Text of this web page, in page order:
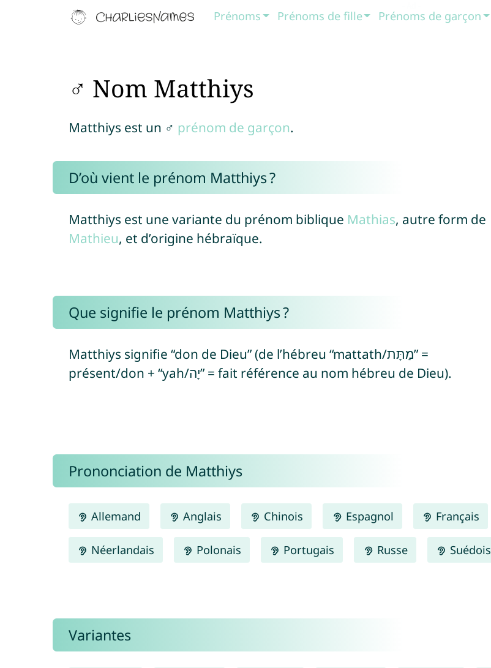
Prénoms Prénoms de fille Prénoms de garçon
♂ Nom Matthiys
Matthiys est un ♂ prénom de garçon.
D’où vient le prénom Matthiys ?
Matthiys est une variante du prénom biblique Mathias, autre form de
Mathieu, et d’origine hébraïque.
Que signifie le prénom Matthiys ?
Matthiys signifie “don de Dieu” (de l’hébreu “mattath/מַתָּת” =
présent/don + “yah/יָה” = fait référence au nom hébreu de Dieu).
Prononciation de Matthiys
Allemand Anglais Chinois Espagnol Français
Néerlandais Polonais Portugais Russe Suédois
Variantes